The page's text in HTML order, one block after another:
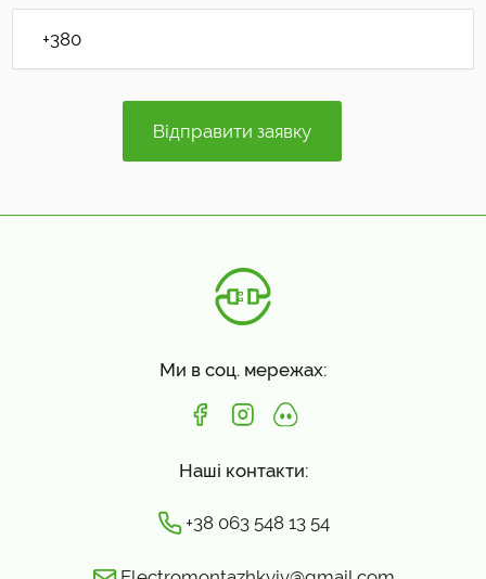
Ми в соц. мережах:
Наші контакти:
+38 063 548 13 54